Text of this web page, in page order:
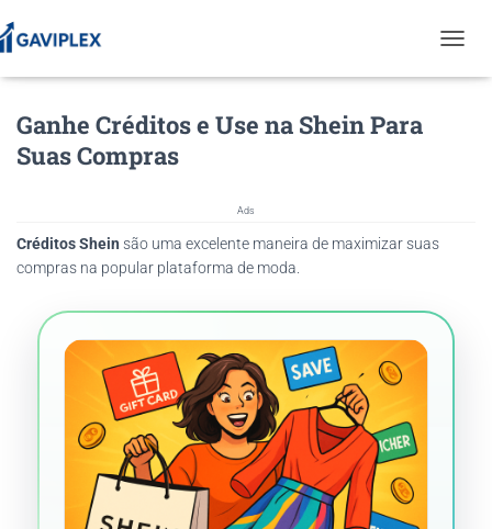
O
I
Ganhe Créditos e Use na Shein Para
Suas Compras
Ads
Créditos Shein são uma excelente maneira de maximizar suas
compras na popular plataforma de moda.